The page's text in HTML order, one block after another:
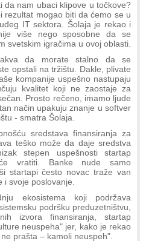
da nam ubaci klipove u točkove?
rezultat mogao biti da ćemo se u
IT sektora. Šolaja je rekao i
više nego sposobne da se
svetskim igračima u ovoj oblasti.
da morate stalno da se
opstali na tržištu. Dakle, plivate
kompanije uspešno nastupaju
kvalitet koji ne zaostaje za
Prosto rečeno, imamo ljude
način upakuju znanje u softver
- smatra Šolaja.
sredstava finansiranja za
teško može da daje sredstva
stepen uspešnosti startap
vratiti. Banke nude samo
startapi često novac traže van
svoje poslovanje.
ekosistema koji podržava
podršku preduzetništvu,
izvora finansiranja, startap
neuspeha" jer, kako je rekao
prašta – kamoli neuspeh".